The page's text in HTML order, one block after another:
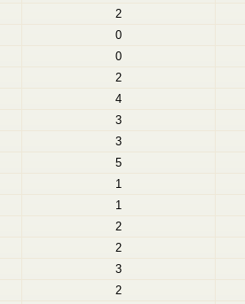
2
0
0
2
4
3
3
5
1
1
2
2
3
2